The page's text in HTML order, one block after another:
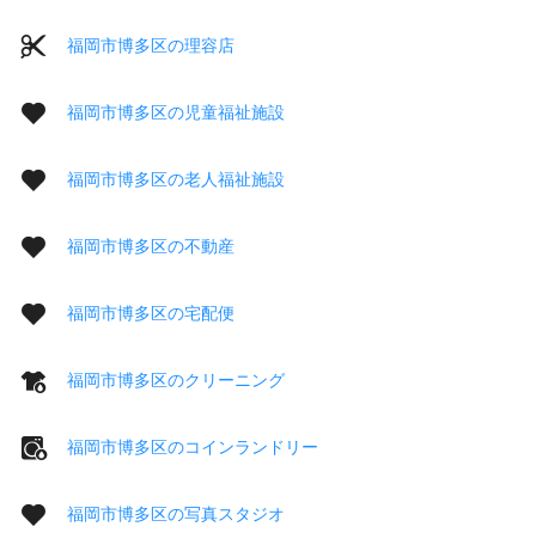
福岡市博多区の理容店
福岡市博多区の児童福祉施設
福岡市博多区の老人福祉施設
福岡市博多区の不動産
福岡市博多区の宅配便
福岡市博多区のクリーニング
福岡市博多区のコインランドリー
福岡市博多区の写真スタジオ